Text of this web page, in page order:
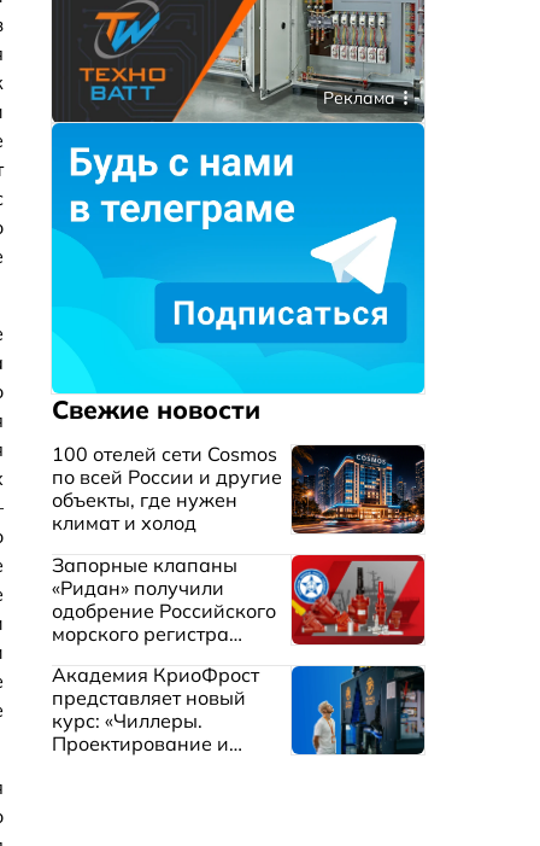
Реклама
Свежие новости
100 отелей сети Cosmos
по всей России и другие
объекты, где нужен
климат и холод
Запорные клапаны
«Ридан» получили
одобрение Российского
морского регистра
Академия КриоФрост
представляет новый
курс: «Чиллеры.
Проектирование и